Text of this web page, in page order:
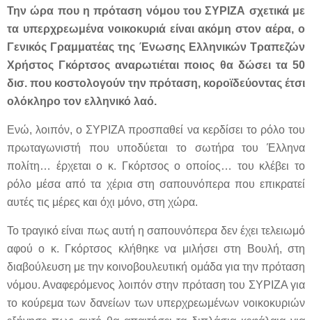
Την ώρα που η πρόταση νόμου του ΣΥΡΙΖΑ σχετικά με
τα υπερχρεωμένα νοικοκυριά είναι ακόμη στον αέρα, ο
Γενικός Γραμματέας της Ένωσης Ελληνικών Τραπεζών
Χρήστος Γκόρτσος αναρωτιέται ποιος θα δώσει τα 50
δισ. που κοστολογούν την πρόταση, κοροϊδεύοντας έτσι
ολόκληρο τον ελληνικό λαό.
Ενώ, λοιπόν, ο ΣΥΡΙΖΑ προσπαθεί να κερδίσει το ρόλο του
πρωταγωνιστή που υποδύεται το σωτήρα του Έλληνα
πολίτη… έρχεται ο κ. Γκόρτσος ο οποίος… του κλέβει το
ρόλο μέσα από τα χέρια στη σαπουνόπερα που επικρατεί
αυτές τις μέρες και όχι μόνο, στη χώρα.
Το τραγικό είναι πως αυτή η σαπουνόπερα δεν έχει τελειωμό
αφού ο κ. Γκόρτσος κλήθηκε να μιλήσει στη Βουλή, στη
διαβούλευση με την κοινοβουλευτική ομάδα για την πρόταση
νόμου. Αναφερόμενος λοιπόν στην πρόταση του ΣΥΡΙΖΑ για
το κούρεμα των δανείων των υπερχρεωμένων νοικοκυριών